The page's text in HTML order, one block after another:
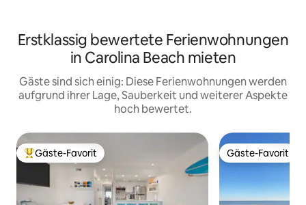
Erstklassig bewertete Ferienwohnungen
in Carolina Beach mieten
Gäste sind sich einig: Diese Ferienwohnungen werden
aufgrund ihrer Lage, Sauberkeit und weiterer Aspekte
hoch bewertet.
Beliebter Gäste-Favorit.
Gäste-Favorit Gäste-Favorit
Gäste-Favorit